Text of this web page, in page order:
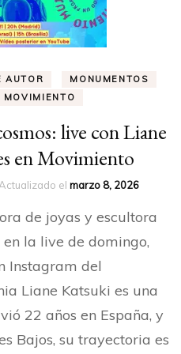
AUTOR
MONUMENTOS
MOVIMIENTO
live con Liane
en Movimiento
Actualizado el marzo 8, 2026
de joyas y escultora
la live de domingo,
Instagram del
Liane Katsuki es una
22 años en España, y
Bajos, su trayectoria es